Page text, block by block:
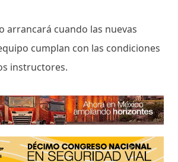
arrancará cuando las nuevas
cumplan con las condiciones
instructores.